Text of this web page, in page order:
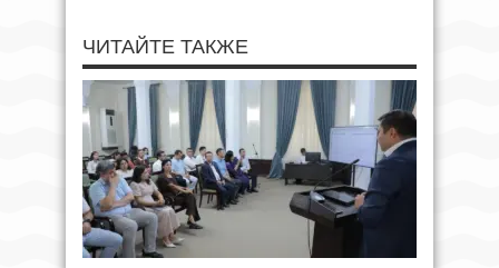
ЧИТАЙТЕ ТАКЖЕ